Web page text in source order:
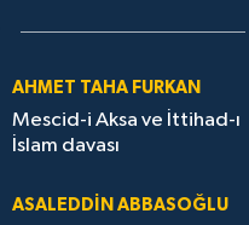
AHMET TAHA FURKAN
Mescid-i Aksa ve İttihad-ı
İslam davası
ASALEDDIN ABBASOĞLU